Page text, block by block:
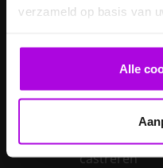
verzameld op basis van
Alle
kan je
geopereerd
kan je
Je konijn laten
castreren